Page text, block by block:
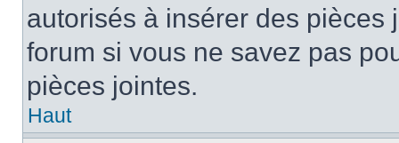
autorisés à insérer des pièces
forum si vous ne savez pas
pièces jointes.
Haut